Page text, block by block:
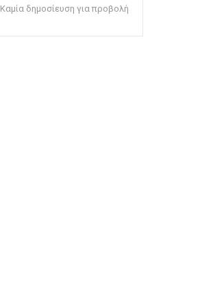
Καμία δημοσίευση για προβολή